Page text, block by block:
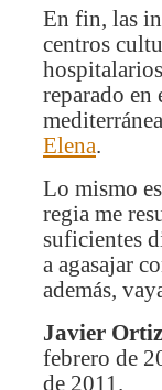
En fin, las
centros
reparado en
Elena.
Lo mismo
regia me
suficientes
a agasajar
además,
Javier
febrero de
de 2011.